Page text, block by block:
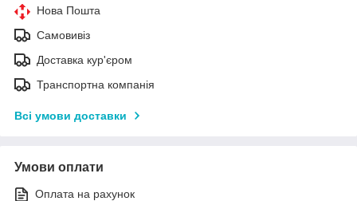
Нова Пошта
Самовивіз
Доставка кур'єром
Транспортна компанія
Всі умови доставки
Умови оплати
Оплата на рахунок